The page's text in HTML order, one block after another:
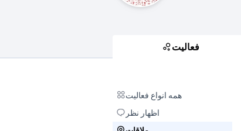
فعالیت
همه انواع فعالیت همه انواع فعالیت
اظهار نظر
اظهار نظر